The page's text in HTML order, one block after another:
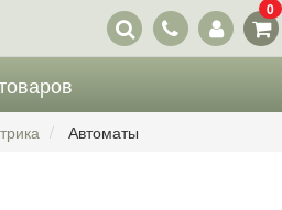
Наши
контакты
0
Автоматы